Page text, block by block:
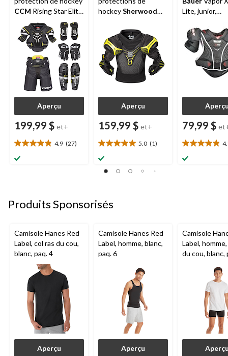
CCM Rising Star Elite
, jeunes,
noir/blanc/jaune,
plusieurs tailles
Aperçu
199,99 $ et+
4.9 (27)
4.9
étoile(s)
hockeySherwood
noir/jaune, choix de
tailles
Aperçu
159,99 $ et+
5.0 (1)
5.0
étoile(s)
sur
Lite, junior,
légères, noir
79,99 $
4.9
étoile(s)
Produits Sponsorisés
Camisole Hanes Red
Label, col ras du cou,
blanc, paq. 4
Aperçu
Camisole Hanes Red
Label, homme, blanc,
paq. 6
Aperçu
Camisole
Label,
du cou, blanc,